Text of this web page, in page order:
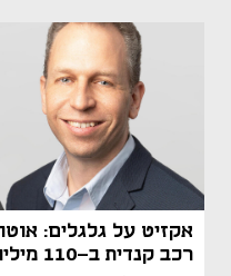
אקזיט על גלגלים:
רכב קנדית ב-110 מיליון דולר